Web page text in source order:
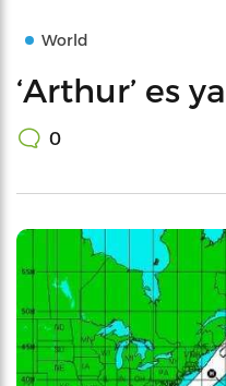
World
‘Arthur’ es
0